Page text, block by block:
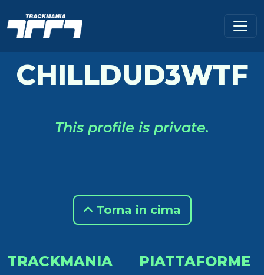
CHILLDUD3WTF
This profile is private.
Torna in cima
TRACKMANIA PIATTAFORME